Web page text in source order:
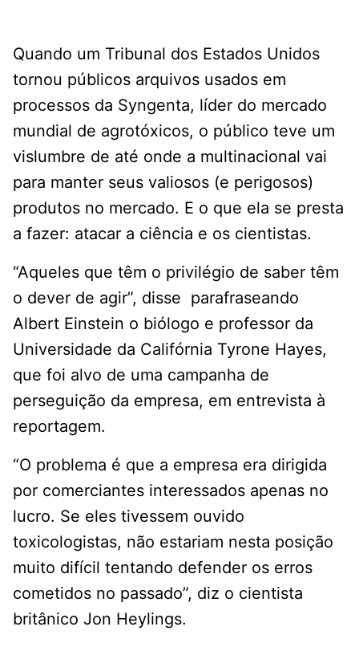
Quando um Tribunal dos Estados Unidos
tornou públicos arquivos usados em
processos da Syngenta, líder do mercado
mundial de agrotóxicos, o público teve um
vislumbre de até onde a multinacional vai
para manter seus valiosos (e perigosos)
produtos no mercado. E o que ela se presta
a fazer: atacar a ciência e os cientistas.
“Aqueles que têm o privilégio de saber têm
o dever de agir”, disse parafraseando
Albert Einstein o biólogo e professor da
Universidade da Califórnia Tyrone Hayes,
que foi alvo de uma campanha de
perseguição da empresa, em entrevista à
reportagem.
“O problema é que a empresa era dirigida
por comerciantes interessados ​​apenas no
lucro. Se eles tivessem ouvido
toxicologistas, não estariam nesta posição
muito difícil tentando defender os erros
cometidos no passado”, diz o cientista
britânico Jon Heylings.